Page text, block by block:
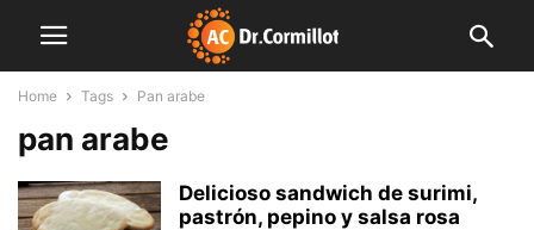
Home Tags Pan arabe
pan arabe
Delicioso sandwich de surimi,
pastrón, pepino y salsa rosa